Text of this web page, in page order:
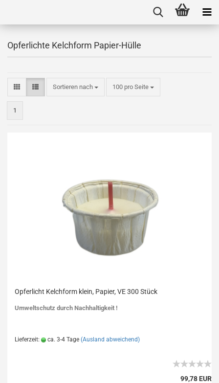
Opferlichte Kelchform Papier-Hülle
Sortieren nach 100 pro Seite
1
Opferlicht Kelchform klein, Papier, VE 300 Stück
Umweltschutz durch Nachhaltigkeit !
Lieferzeit: ca. 3-4 Tage (Ausland abweichend)
99,78 EUR